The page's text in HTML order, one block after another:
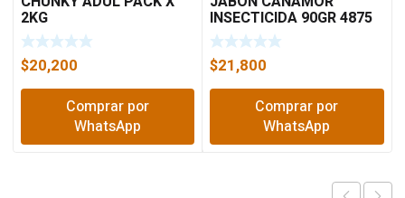
2KG
$20,200
Comprar por
WhatsApp
INSECTICIDA 90GR 4875
$21,800
Comprar por
WhatsApp